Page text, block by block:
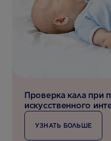
Проверка кала при
искусственного
УЗНАТЬ БОЛЬШЕ